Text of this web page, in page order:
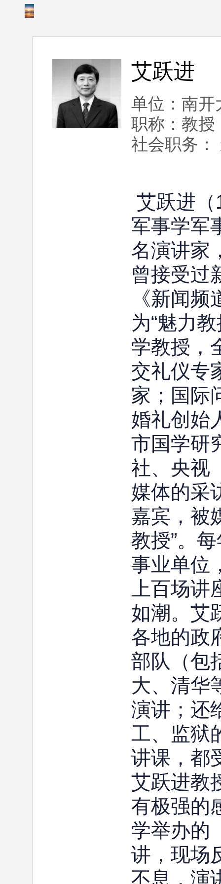
艾跃进
单位：南
职称：教授
社会职务：
艾跃进
军事学军
名演讲家
曾接受过
《新闻
为“魅力
学教授，
交礼仪专
家；国际
婚礼创始
市国学研
社、央视
媒体的采
嘉宾，被
教授”。
事业单位
上百场
如潮。艾
各地的政
部队（包
大、清华
演讲；还
工、监狱
讲课，
艾跃进教
有极强的
学举办的
讲，现场
不息，演